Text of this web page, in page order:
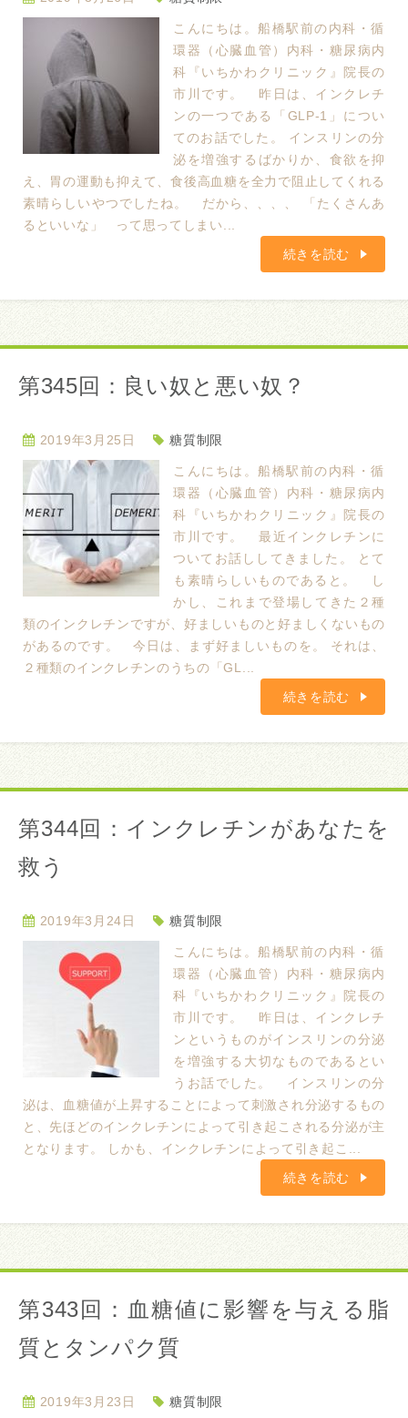
こんにちは。船橋駅前の内科・循
環器（心臓血管）内科・糖尿病内
科『いちかわクリニック』院長の
市川です。 昨日は、インクレチ
ンの一つである「GLP-1」につい
てのお話でした。 インスリンの分
泌を増強するばかりか、食欲を抑
え、胃の運動も抑えて、食後高血糖を全力で阻止してくれる
素晴らしいやつでしたね。 だから、、、、 「たくさんあ
るといいな」 って思ってしまい...
続きを読む
第345回：良い奴と悪い奴？
2019年3月25日 糖質制限
こんにちは。船橋駅前の内科・循
環器（心臓血管）内科・糖尿病内
科『いちかわクリニック』院長の
市川です。 最近インクレチンに
ついてお話ししてきました。 とて
も素晴らしいものであると。 し
かし、これまで登場してきた２種
類のインクレチンですが、好ましいものと好ましくないもの
があるのです。 今日は、まず好ましいものを。 それは、
２種類のインクレチンのうちの「GL...
続きを読む
第344回：インクレチンがあなたを
救う
2019年3月24日 糖質制限
こんにちは。船橋駅前の内科・循
環器（心臓血管）内科・糖尿病内
科『いちかわクリニック』院長の
市川です。 昨日は、インクレチ
ンというものがインスリンの分泌
を増強する大切なものであるとい
うお話でした。 インスリンの分
泌は、血糖値が上昇することによって刺激され分泌するもの
と、先ほどのインクレチンによって引き起こされる分泌が主
となります。 しかも、インクレチンによって引き起こ...
続きを読む
第343回：血糖値に影響を与える脂
質とタンパク質
2019年3月23日 糖質制限